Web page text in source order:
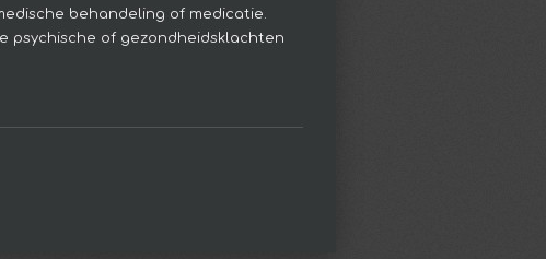
behandeling of medicatie.
psychische of gezondheidsklachten